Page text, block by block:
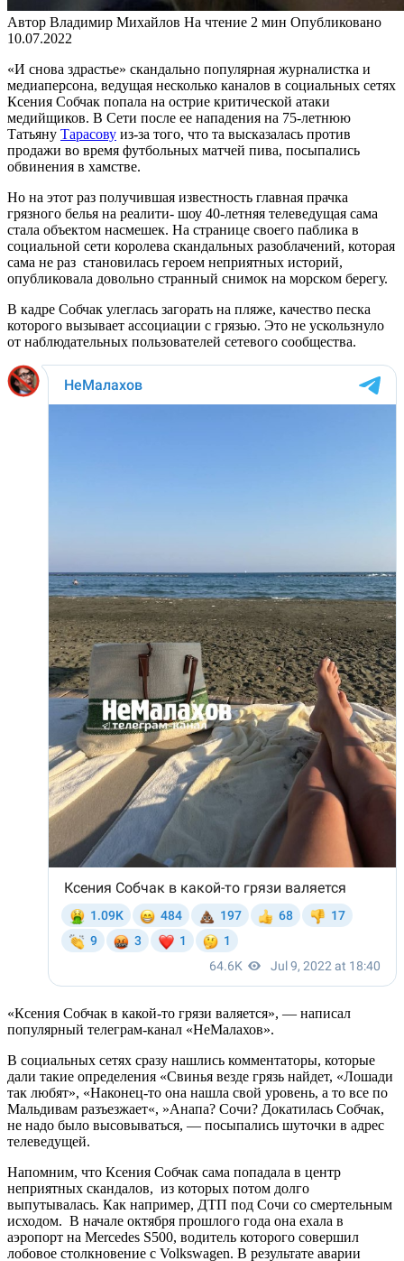
Автор Владимир Михайлов На чтение 2 мин Опубликовано
10.07.2022
«И снова здрастье» скандально популярная журналистка и
медиаперсона, ведущая несколько каналов в социальных сетях
Ксения Собчак попала на острие критической атаки
медийщиков. В Сети после ее нападения на 75-летнюю
Татьяну Тарасову из-за того, что та высказалась против
продажи во время футбольных матчей пива, посыпались
обвинения в хамстве.
Но на этот раз получившая известность главная прачка
грязного белья на реалити- шоу 40-летняя телеведущая сама
стала объектом насмешек. На странице своего паблика в
социальной сети королева скандальных разоблачений, которая
сама не раз становилась героем неприятных историй,
опубликовала довольно странный снимок на морском берегу.
В кадре Собчак улеглась загорать на пляже, качество песка
которого вызывает ассоциации с грязью. Это не ускользнуло
от наблюдательных пользователей сетевого сообщества.
«Ксения Собчак в какой-то грязи валяется», — написал
популярный телеграм-канал «НеМалахов».
В социальных сетях сразу нашлись комментаторы, которые
дали такие определения «Свинья везде грязь найдет, «Лошади
так любят», «Наконец-то она нашла свой уровень, а то все по
Мальдивам разъезжает«, »Анапа? Сочи? Докатилась Собчак,
не надо было высовываться, — посыпались шуточки в адрес
телеведущей.
Напомним, что Ксения Собчак сама попадала в центр
неприятных скандалов, из которых потом долго
выпутывалась. Как например, ДТП под Сочи со смертельным
исходом. В начале октября прошлого года она ехала в
аэропорт на Mercedes S500, водитель которого совершил
лобовое столкновение с Volkswagen. В результате аварии